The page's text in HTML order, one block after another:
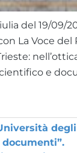
del 19/09/
La Voce
e
degli